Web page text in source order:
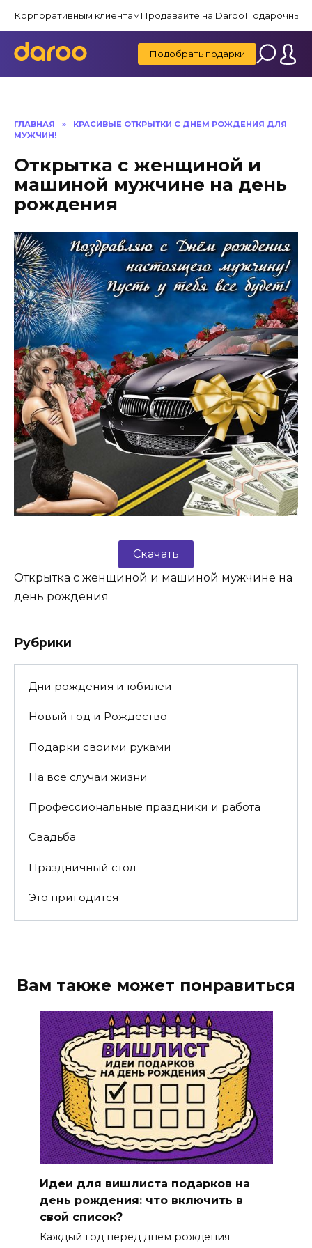
содержанию
Корпоративным клиентамПродавайте на DarooПодарочные
Подобрать подарки
ГЛАВНАЯ »
КРАСИВЫЕ ОТКРЫТКИ C ДНЕМ РОЖДЕНИЯ ДЛЯ
МУЖЧИН!
Открытка с женщиной и
машиной мужчине на день
рождения
Скачать
Открытка с женщиной и машиной мужчине на
день рождения
Рубрики
Дни рождения и юбилеи
Новый год и Рождество
Подарки своими руками
На все случаи жизни
Профессиональные праздники и работа
Свадьба
Праздничный стол
Это пригодится
Вам также может понравиться
Идеи для вишлиста подарков на
день рождения: что включить в
свой список?
Каждый год перед днем рождения